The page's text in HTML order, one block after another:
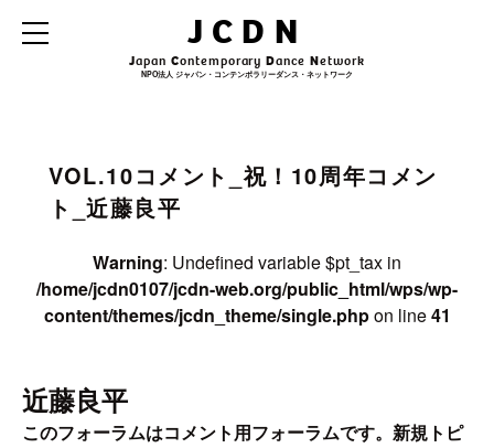
JCDN
Japan ContemporaryDanceNetwork
NPO法人 ジャパン・コンテンポラリーダンス・ネットワーク
/home/jcdn0107/jcdn-web.org/public_html/wps/wp-
content/themes/jcdn_theme/single.php
VOL.10コメント_祝！10周年コメン
ト_近藤良平
Warning: Undefined variable $pt_tax in
/home/jcdn0107/jcdn-web.org/public_html/wps/wp-
content/themes/jcdn_theme/single.phpon line41
近藤良平
このフォーラムはコメント用フォーラムです。新規トピ